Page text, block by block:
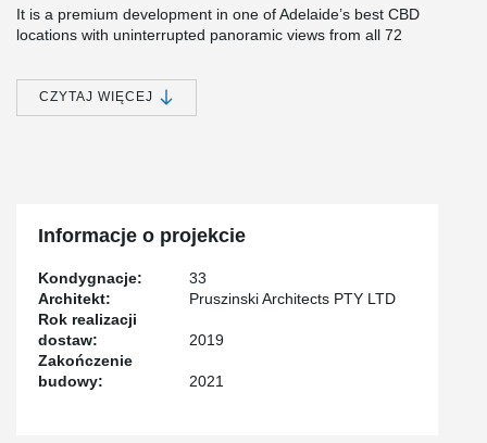
It is a premium development in one of Adelaide’s best CBD
locations with uninterrupted panoramic views from all 72
The glass-walled building, one of Adelaide's tallest, is set to
become a glittering addition to the skyline, especially at night. The
CZYTAJ WIĘCEJ
Informacje o projekcie
Kondygnacje:
33
Architekt:
Pruszinski Architects PTY LTD
Rok realizacji
dostaw:
2019
Zakończenie
budowy:
2021